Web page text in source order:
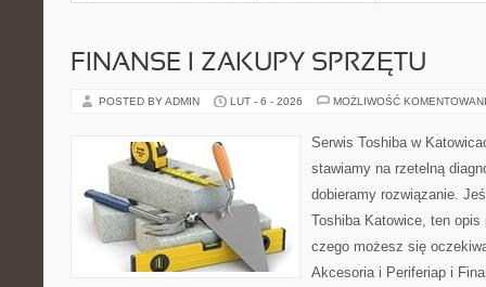
FINANSE I ZAKUPY SPRZĘTU
POSTED BY ADMIN LUT - 6 - 2026 MOŻLIWOŚĆ
Serwis Toshiba w
stawiamy na rzetelną
dobieramy rozwiązanie.
Toshiba Katowice, ten opis
czego możesz się
Akcesoria i Periferiap i